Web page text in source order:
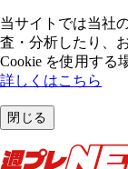
当サイトでは当社
査・分析したり、
Cookie を使⽤する
詳しくはこちら
閉じる